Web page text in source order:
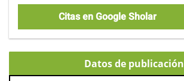
Citas en Google Sholar
Datos de publicación